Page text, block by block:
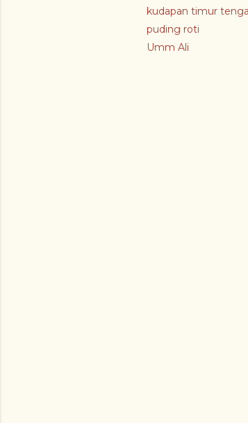
kudapan timur
puding roti
Umm Ali